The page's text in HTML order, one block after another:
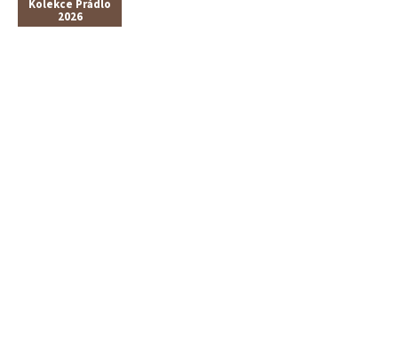
Kolekce Prádlo
2026